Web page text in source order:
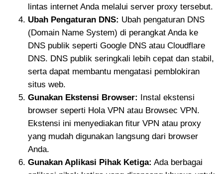
lintas internet Anda melalui server proxy tersebut.
Ubah Pengaturan DNS: Ubah pengaturan DNS
(Domain Name System) di perangkat Anda ke
DNS publik seperti Google DNS atau Cloudflare
DNS. DNS publik seringkali lebih cepat dan stabil,
serta dapat membantu mengatasi pemblokiran
situs web.
Gunakan Ekstensi Browser: Instal ekstensi
browser seperti Hola VPN atau Browsec VPN.
Ekstensi ini menyediakan fitur VPN atau proxy
yang mudah digunakan langsung dari browser
Anda.
Gunakan Aplikasi Pihak Ketiga: Ada berbagai